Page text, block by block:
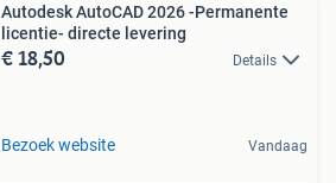
Autodesk AutoCAD 2026 -Permanente
licentie- directe levering
€ 18,50 Details
Bezoek website Vandaag